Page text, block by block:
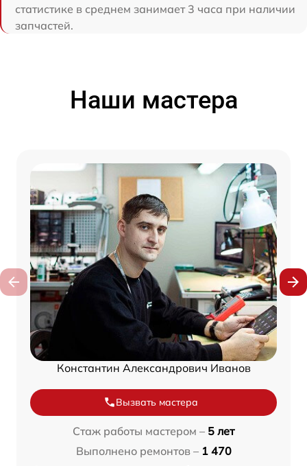
статистике в среднем занимает 3 часа при наличии
запчастей.
Наши мастера
Константин Александрович Иванов
Вызвать мастера
Стаж работы мастером – 5 лет
Выполнено ремонтов – 1 470